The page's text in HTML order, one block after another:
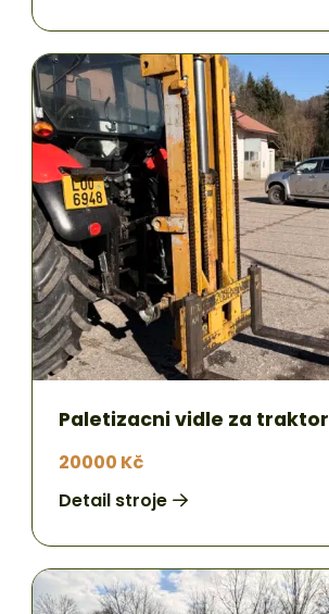
Paletizacni vidle za traktor
20000 Kč
Detail stroje